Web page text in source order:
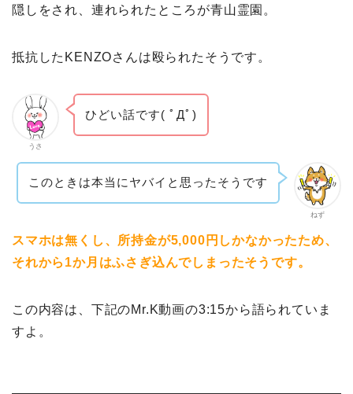
隠しをされ、連れられたところが青山霊園。
抵抗したKENZOさんは殴られたそうです。
うさ
ひどい話です( ﾟДﾟ)
ねず
このときは本当にヤバイと思ったそうです
スマホは無くし、所持金が5,000円しかなかったため、
それから1か月はふさぎ込んでしまったそうです。
この内容は、下記のMr.K動画の3:15から語られていま
すよ。